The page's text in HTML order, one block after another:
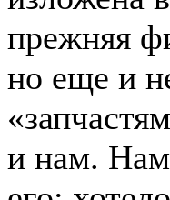
прежняя
но еще и
и нам. Нам